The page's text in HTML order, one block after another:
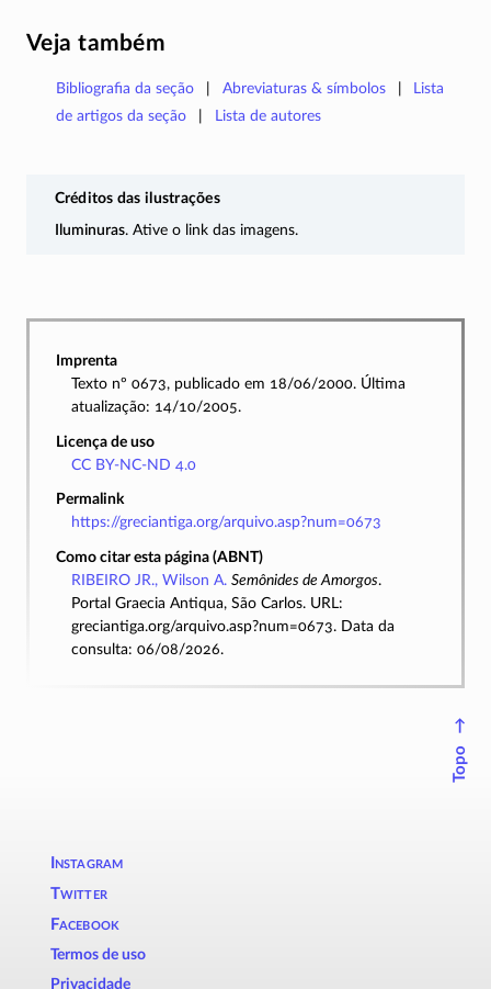
Veja também
Bibliografia da seção Abreviaturas & símbolos
Lista
de artigos da seção
Lista de autores
Créditos das ilustrações
Iluminuras. Ative o link das imagens.
Imprenta
Texto nº 0673, publicado em 18/06/2000. Última
atualização: 14/10/2005.
Licença de uso
CC BY-NC-ND 4.0
Permalink
https://greciantiga.org/arquivo.asp?num=0673
Como citar esta página (ABNT)
RIBEIRO JR., Wilson A. Semônides de Amorgos.
Portal Graecia Antiqua, São Carlos. URL:
greciantiga.org/arquivo.asp?num=0673. Data da
consulta: 06/08/2026.
↑
Topo
Instagram
Twitter
Facebook
Termos de uso
Privacidade